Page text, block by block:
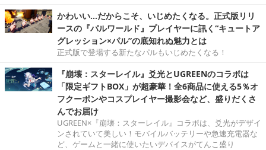
かわいい…だからこそ、いじめたくなる。正式版リリ
ースの『パルワールド』プレイヤーに訊く“キュートア
グレッション×パル”の底知れぬ魅力とは
正式版で登場する新たなパルもいじめたくなる！
『崩壊：スターレイル』爻光とUGREENのコラボは
「限定ギフトBOX」が超豪華！全6商品に使える5％オ
フクーポンやコスプレイヤー撮影会など、盛りだくさ
んでお届け
UGREEN×『崩壊：スターレイル』コラボは、爻光がデザイ
ンされていて美しい！モバイルバッテリーや急速充電器な
ど、ゲームと一緒に使いたいデバイスがてんこ盛り